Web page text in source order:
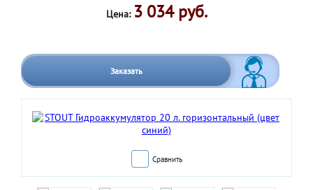
Цена: 3 034 руб.
Заказать
Сравнить